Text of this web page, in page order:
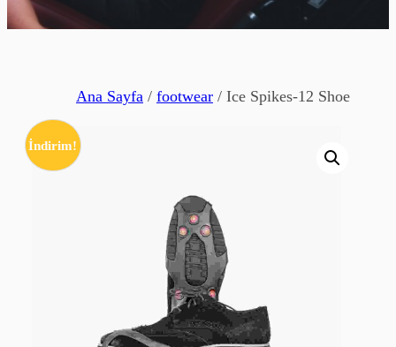
Ana Sayfa / footwear / Ice Spikes-12 Shoe
İndirim!